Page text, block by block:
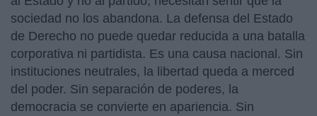
sociedad no los abandona. La defensa del Estado
de Derecho no puede quedar reducida a una batalla
corporativa ni partidista. Es una causa nacional. Sin
instituciones neutrales, la libertad queda a merced
del poder. Sin separación de poderes, la
democracia se convierte en apariencia. Sin